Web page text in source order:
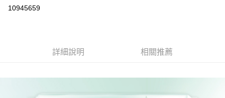
付款後全家取貨
每筆NT$60，滿NT$599(含以上)免運費
10945659
詳細說明 相關推薦